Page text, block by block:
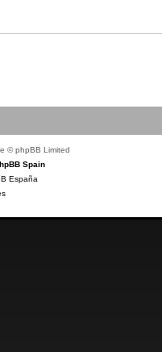
© phpBB Limited
Spain
España